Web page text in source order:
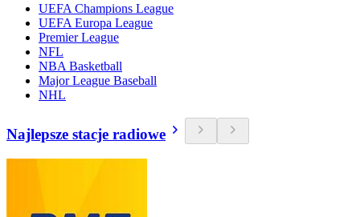
UEFA Champions League
UEFA Europa League
Premier League
NFL
NBA Basketball
Major League Baseball
NHL
Najlepsze stacje radiowe